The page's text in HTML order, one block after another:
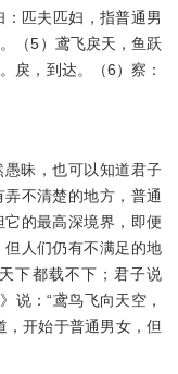
：匹夫匹妇，指普通男
（5）鸢飞戾天，鱼跃
戾，到达。（6）察：
昧，也可以知道君子
不清楚的地方，普通
的最高深境界，即便
人们仍有不满足的地
下都载不下；君子说
说：“鸢鸟飞向天空，
，开始于普通男女，但